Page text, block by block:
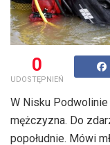
0
UDOSTĘPNIEŃ
W Nisku
mężczyzna. Do
popołudnie. Mówi